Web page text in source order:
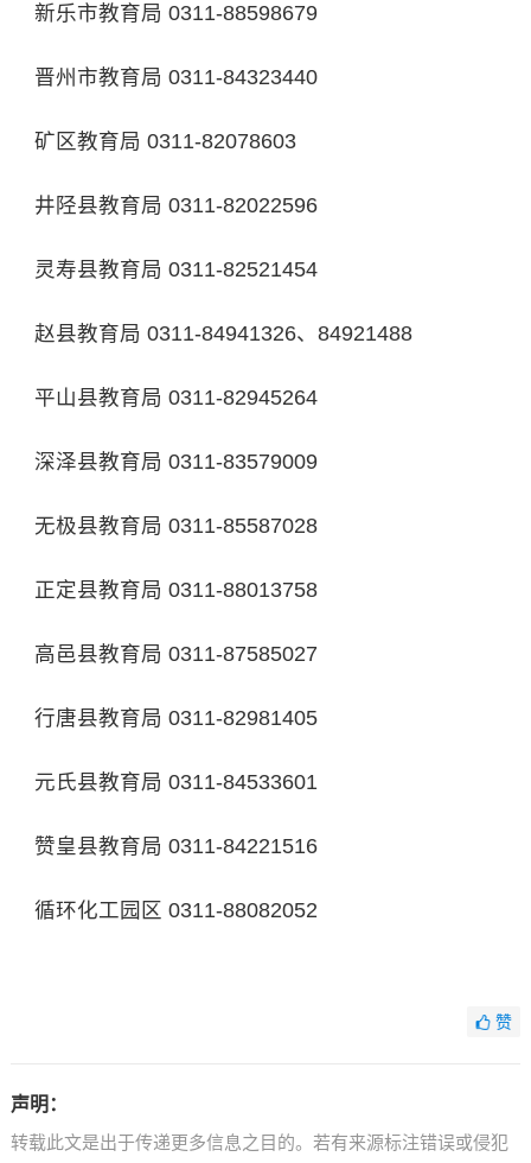
新乐市教育局 0311-88598679
晋州市教育局 0311-84323440
矿区教育局 0311-82078603
井陉县教育局 0311-82022596
灵寿县教育局 0311-82521454
赵县教育局 0311-84941326、84921488
平山县教育局 0311-82945264
深泽县教育局 0311-83579009
无极县教育局 0311-85587028
正定县教育局 0311-88013758
高邑县教育局 0311-87585027
行唐县教育局 0311-82981405
元氏县教育局 0311-84533601
赞皇县教育局 0311-84221516
循环化工园区 0311-88082052
赞
声明：
转载此文是出于传递更多信息之目的。若有来源标注错误或侵犯